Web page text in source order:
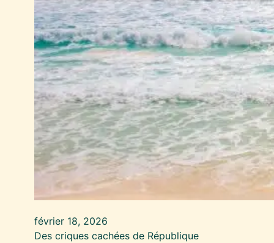
février 18, 2026
Des criques cachées de République